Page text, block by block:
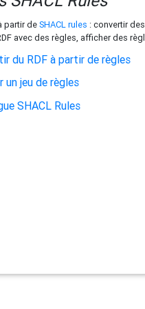
partir deSHACL rules : convertir des
avec des règles, afficher des
du RDF à partir de règles
un jeu de règles
SHACL Rules